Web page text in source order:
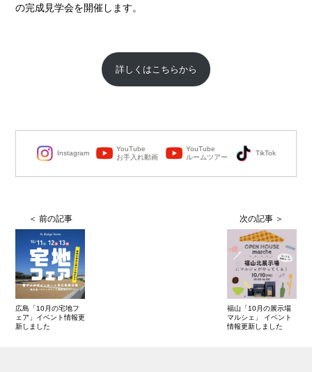
の完成見学会を開催します。
詳しくはこちらから
Instagram
YouTube
お手入れ動画
YouTube
ルームツアー
TikTok
広島「10月の宅地フ
ェア」イベント情報更
新しました
福山「10月の展示場
マルシェ」 イベント
情報更新しました